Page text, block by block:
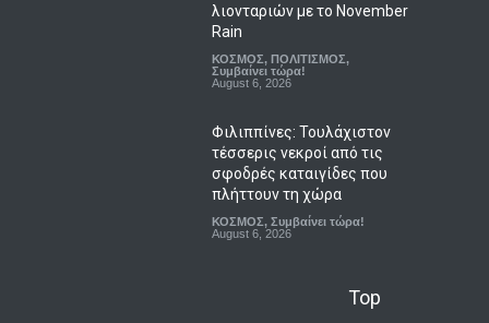
λιονταριών με το November
Rain
ΚΟΣΜΟΣ, ΠΟΛΙΤΙΣΜΟΣ,
Συμβαίνει τώρα!
August 6, 2026
Φιλιππίνες: Τουλάχιστον
τέσσερις νεκροί από τις
σφοδρές καταιγίδες που
πλήττουν τη χώρα
ΚΟΣΜΟΣ, Συμβαίνει τώρα!
August 6, 2026
Top